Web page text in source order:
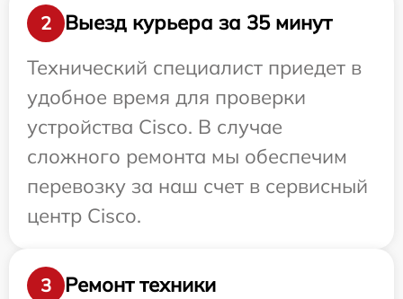
2
Выезд курьера за 35 минут
Технический специалист приедет в
удобное время для проверки
устройства Cisco. В случае
сложного ремонта мы обеспечим
перевозку за наш счет в сервисный
центр Cisco.
3 Ремонт техники